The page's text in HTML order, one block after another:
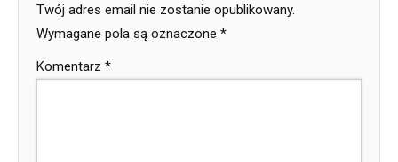
Twój adres email nie zostanie opublikowany.
Wymagane pola są oznaczone *
Komentarz *